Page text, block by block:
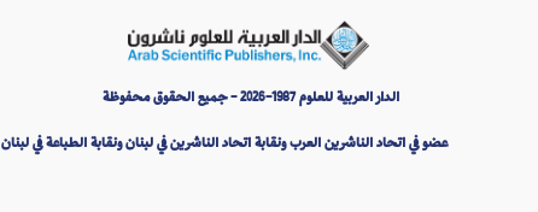
الدار العربية للعلوم 1987-2026 - جميع الحقوق محفوظة
عضو في اتحاد الناشرين العرب ونقابة اتحاد الناشرين في لبنان ونقابة الطباعة في لبنان